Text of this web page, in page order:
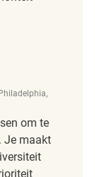
om te
Je maakt